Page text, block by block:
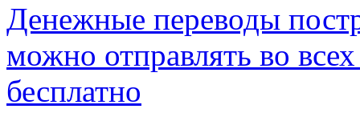
Денежные переводы
можно отправлять во
бесплатно